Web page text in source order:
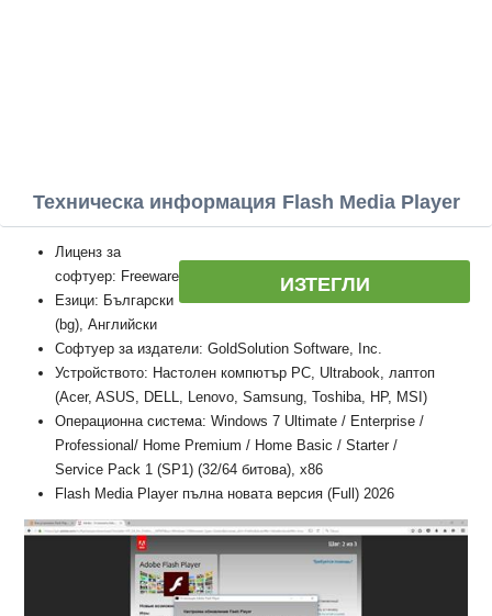
Техническа информация Flash Media Player
ИЗТЕГЛИ
Лиценз за
софтуер: Freeware
Езици: Български
(bg), Английски
Софтуер за издатели: GoldSolution Software, Inc.
Устройството: Настолен компютър PC, Ultrabook, лаптоп
(Acer, ASUS, DELL, Lenovo, Samsung, Toshiba, HP, MSI)
Операционна система: Windows 7 Ultimate / Enterprise /
Professional/ Home Premium / Home Basic / Starter /
Service Pack 1 (SP1) (32/64 битова), x86
Flash Media Player пълна новата версия (Full) 2026